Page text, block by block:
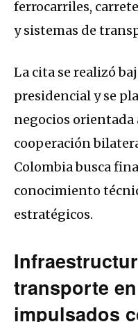
ferrocarriles,
y sistemas de
La cita se realizó
presidencial y se
negocios orientada
cooperación
Colombia busca
conocimiento
estratégicos.
transporte
impulsados